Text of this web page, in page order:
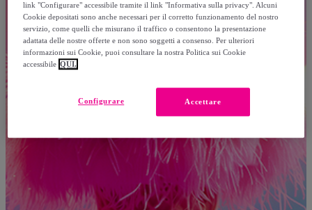
link "Configurare" accessibile tramite il link "Informativa sulla privacy". Alcuni
Cookie depositati sono anche necessari per il corretto funzionamento del nostro
servizio, come quelli che misurano il traffico o consentono la presentazione
adattata delle nostre offerte e non sono soggetti a consenso. Per ulteriori
informazioni sui Cookie, puoi consultare la nostra Politica sui Cookie
accessibile QUI.
Accettare
Configurare